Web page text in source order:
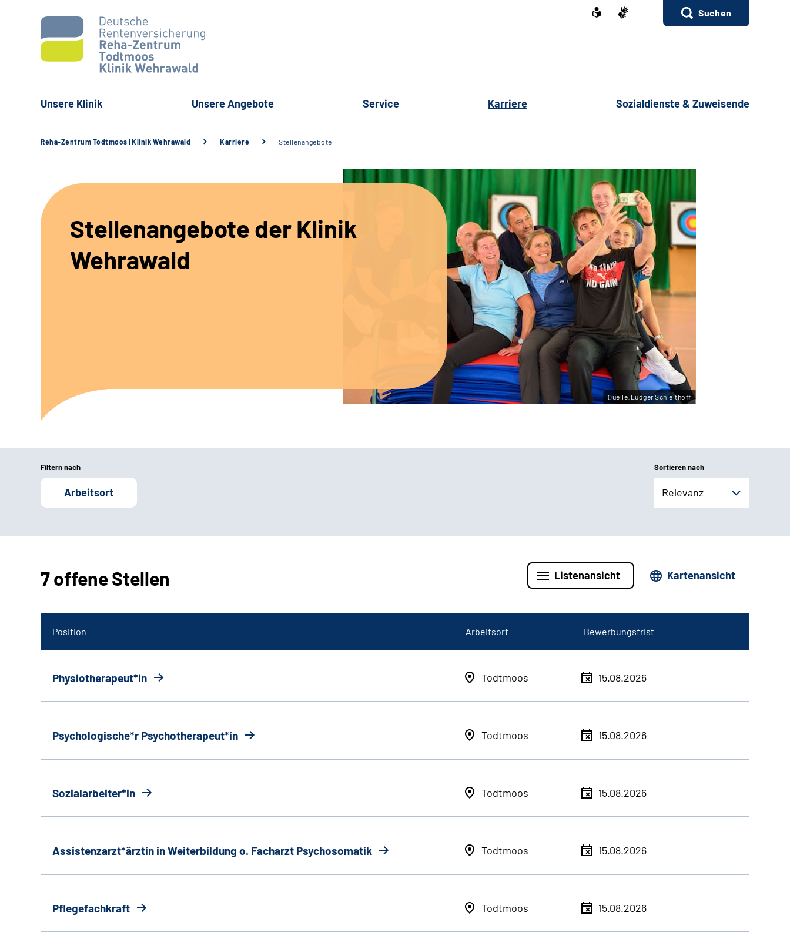
Suchen
Unsere Klinik Unsere Angebote Service Karriere Sozialdienste & Zuweisende
Reha-Zentrum Todtmoos | Klinik Wehrawald Karriere Stellenangebote
Stellenangebote der Klinik
Wehrawald
Quelle:Ludger Schleithoff
Filtern nach
Arbeitsort
Sortieren nach
Relevanz
7 offene Stellen Listenansicht Kartenansicht
Position Arbeitsort Bewerbungsfrist
Physiotherapeut*in Todtmoos 15.08.2026
Psychologische*r Psychotherapeut*in Todtmoos 15.08.2026
Sozialarbeiter*in Todtmoos 15.08.2026
Assistenzarzt*ärztin in Weiterbildung o. Facharzt Psychosomatik Todtmoos 15.08.2026
Pflegefachkraft Todtmoos 15.08.2026